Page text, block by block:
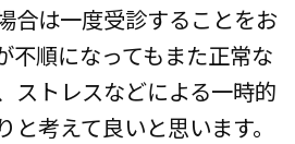
合は一度受診することをお
不順になってもまた正常な
ストレスなどによる一時的
考えて良いと思います。